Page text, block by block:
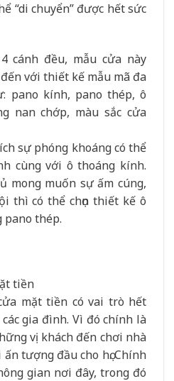
“di chuyển” được hết sức
cánh đều, mẫu cửa này
với thiết kế mẫu mã đa
pano kính, pano thép, ô
nan chớp, màu sắc cửa
sự phóng khoáng có thể
cùng với ô thoáng kính.
mong muốn sự ấm cúng,
thì có thể chọn thiết kế ô
pano thép.
tiền
mặt tiền có vai trò hết
gia đình. Vì đó chính là
vị khách đến chơi nhà
tượng đầu cho họ. Chính
gian nơi đây, trong đó